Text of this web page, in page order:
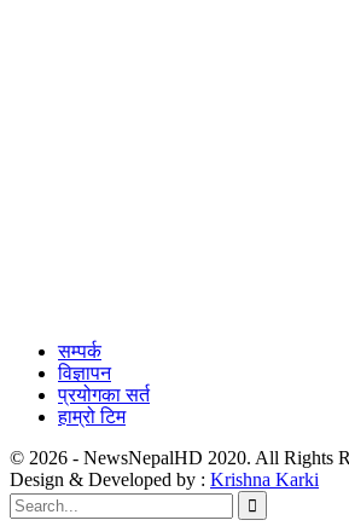
सम्पर्क
विज्ञापन
प्रयोगका सर्त
हाम्रो टिम
© 2026 - NewsNepalHD 2020. All Rights
Design & Developed by : Krishna Karki